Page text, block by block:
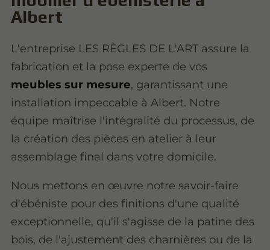
Albert
L'entreprise LES RÈGLES DE L'ART assure la
fabrication et la pose experte de vos
meubles sur mesure, garantissant une
installation impeccable à Albert. Notre
équipe maîtrise l'intégralité du processus, de
la création des pièces en atelier à leur
assemblage final dans votre domicile.
Nous mettons en œuvre notre savoir-faire
d'ébéniste pour des finitions d'une qualité
exceptionnelle, qu'il s'agisse de la patine des
bois, de l'ajustement des charnières ou de la